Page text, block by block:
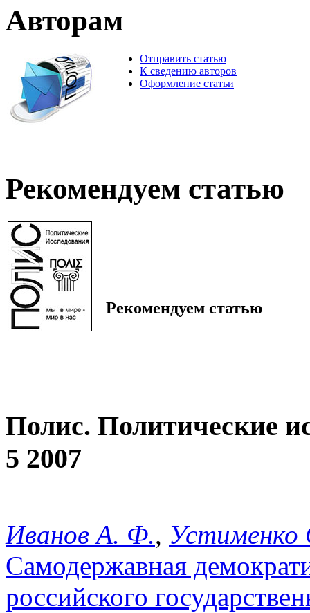
Авторам
Отправить статью
К сведению авторов
Оформление статьи
Рекомендуем статью
Рекомендуем статью
Полис. Политические
5 2007
Иванов А. Ф., Устименко
Самодержавная
российского